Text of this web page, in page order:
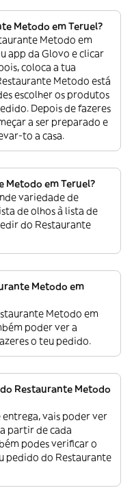
Metodo em Teruel?
Metodo em
app da Glovo e clicar
coloca a tua
Metodo está
escolher os produtos
Depois de fazeres
a ser preparado e
to a casa.
Metodo em Teruel?
variedade de
de olhos à lista de
do Restaurante
Metodo em
Metodo em
poder ver a
o teu pedido.
Restaurante Metodo
vais poder ver
partir de cada
podes verificar o
pedido do Restaurante